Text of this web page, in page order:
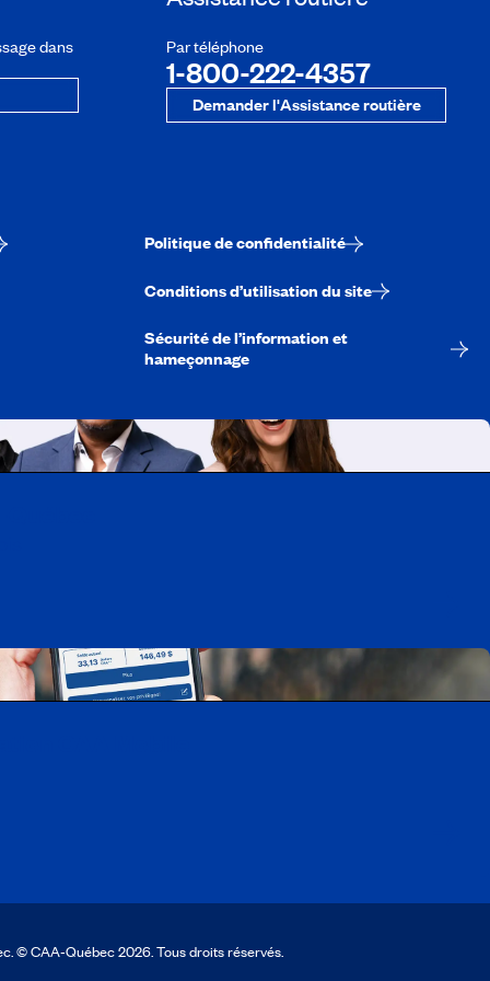
dans
Par téléphone
1-800-222-4357
Demander l'Assistance routière
Politique de confidentialité
Conditions d’utilisation du site
Sécurité de l’information et
hameçonnage
© CAA‑Québec 2026. Tous droits réservés.